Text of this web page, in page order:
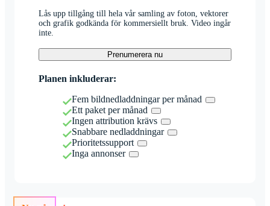
Lås upp tillgång till hela vår samling av foton, vektorer
och grafik godkända för kommersiellt bruk. Video ingår
inte.
Prenumerera nu
Planen inkluderar:
Fem bildnedladdningar per månad
Ett paket per månad
Ingen attribution krävs
Snabbare nedladdningar
Prioritetssupport
Inga annonser
Nu på rea!